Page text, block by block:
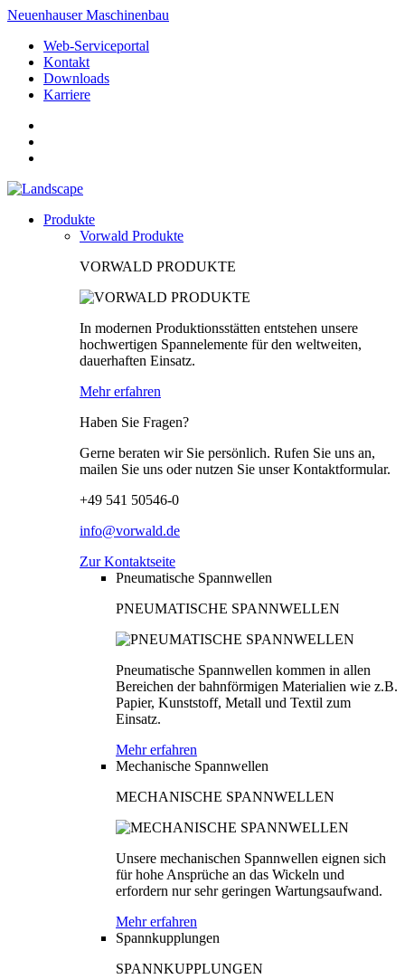
Neuenhauser Maschinenbau
Web-Serviceportal
Kontakt
Downloads
Karriere
Produkte
Vorwald Produkte
VORWALD PRODUKTE
In modernen Produktionsstätten entstehen unsere
hochwertigen Spannelemente für den weltweiten,
dauerhaften Einsatz.
Mehr erfahren
Haben Sie Fragen?
Gerne beraten wir Sie persönlich. Rufen Sie uns an,
mailen Sie uns oder nutzen Sie unser Kontaktformular.
+49 541 50546-0
info@vorwald.de
Zur Kontaktseite
Pneumatische Spannwellen
PNEUMATISCHE SPANNWELLEN
Pneumatische Spannwellen kommen in allen
Bereichen der bahnförmigen Materialien wie z.B.
Papier, Kunststoff, Metall und Textil zum
Einsatz.
Mehr erfahren
Mechanische Spannwellen
MECHANISCHE SPANNWELLEN
Unsere mechanischen Spannwellen eignen sich
für hohe Ansprüche an das Wickeln und
erfordern nur sehr geringen Wartungsaufwand.
Mehr erfahren
Spannkupplungen
SPANNKUPPLUNGEN